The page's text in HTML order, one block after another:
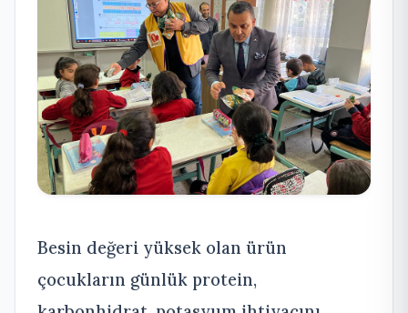
Besin değeri yüksek olan ürün
çocukların günlük protein,